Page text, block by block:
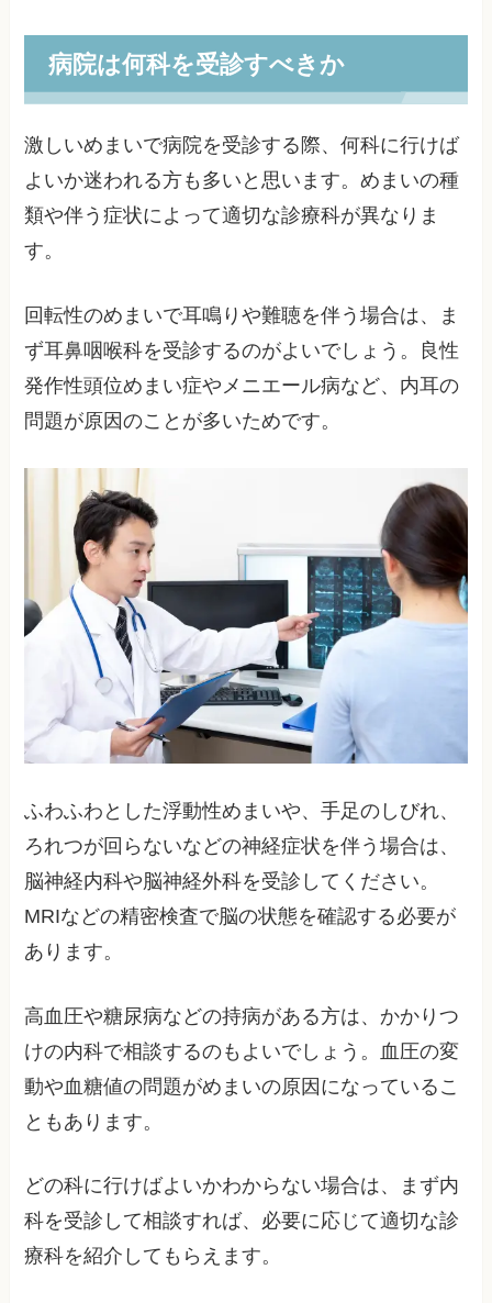
病院は何科を受診すべきか
激しいめまいで病院を受診する際、何科に行けば
よいか迷われる方も多いと思います。めまいの種
類や伴う症状によって適切な診療科が異なりま
す。
回転性のめまいで耳鳴りや難聴を伴う場合は、ま
ず耳鼻咽喉科を受診するのがよいでしょう。良性
発作性頭位めまい症やメニエール病など、内耳の
問題が原因のことが多いためです。
ふわふわとした浮動性めまいや、手足のしびれ、
ろれつが回らないなどの神経症状を伴う場合は、
脳神経内科や脳神経外科を受診してください。
MRIなどの精密検査で脳の状態を確認する必要が
あります。
高血圧や糖尿病などの持病がある方は、かかりつ
けの内科で相談するのもよいでしょう。血圧の変
動や血糖値の問題がめまいの原因になっているこ
ともあります。
どの科に行けばよいかわからない場合は、まず内
科を受診して相談すれば、必要に応じて適切な診
療科を紹介してもらえます。